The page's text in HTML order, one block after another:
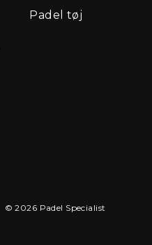
Padel tøj
© 2026 Padel Specialist